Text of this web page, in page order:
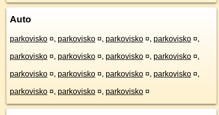
Auto
parkovisko ¤, parkovisko ¤, parkovisko ¤, parkovisko ¤,
parkovisko ¤, parkovisko ¤, parkovisko ¤, parkovisko ¤,
parkovisko ¤, parkovisko ¤, parkovisko ¤, parkovisko ¤,
parkovisko ¤, parkovisko ¤, parkovisko ¤